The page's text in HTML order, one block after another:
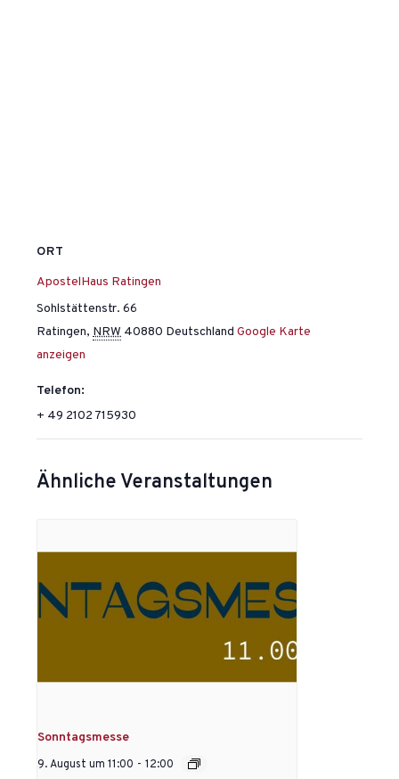
ORT
ApostelHaus Ratingen
Sohlstättenstr. 66
Ratingen, NRW 40880 Deutschland Google Karte
anzeigen
Telefon:
+ 49 2102 715930
Ähnliche Veranstaltungen
Sonntagsmesse
9. August um 11:00 - 12:00